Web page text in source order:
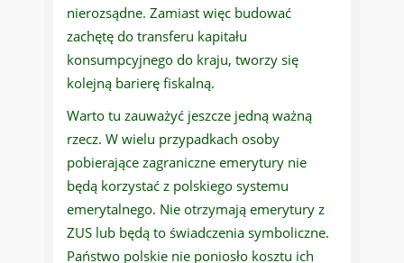
nierozsądne. Zamiast więc budować
zachętę do transferu kapitału
konsumpcyjnego do kraju, tworzy się
kolejną barierę fiskalną.
Warto tu zauważyć jeszcze jedną ważną
rzecz. W wielu przypadkach osoby
pobierające zagraniczne emerytury nie
będą korzystać z polskiego systemu
emerytalnego. Nie otrzymają emerytury z
ZUS lub będą to świadczenia symboliczne.
Państwo polskie nie poniosło kosztu ich